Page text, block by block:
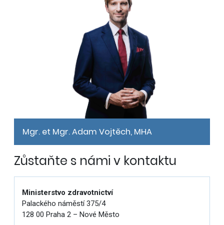
Mgr. et Mgr. Adam Vojtěch, MHA
Zůstaňte s námi v kontaktu
Ministerstvo zdravotnictví
Palackého náměstí 375/4
128 00 Praha 2 – Nové Město